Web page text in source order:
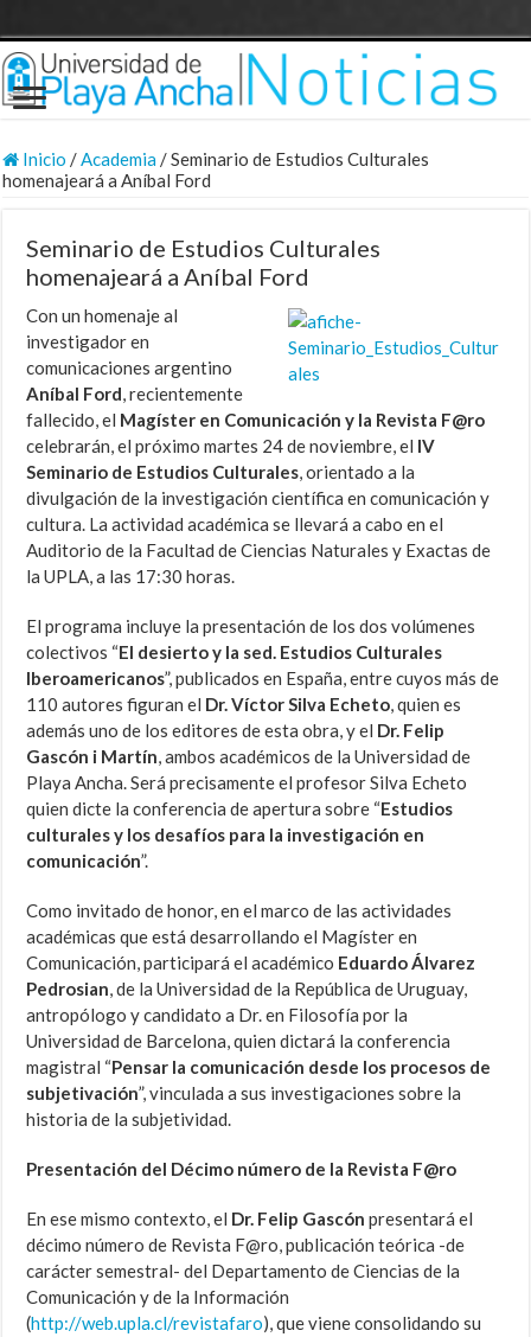
Inicio /Academia/Seminario de Estudios Culturales
homenajeará a Aníbal Ford
Seminario de Estudios Culturales
homenajeará a Aníbal Ford
Con un homenaje al
investigador en
comunicaciones argentino
Aníbal Ford, recientemente
fallecido, el Magíster en Comunicación y la Revista F@ro
celebrarán, el próximo martes 24 de noviembre, el IV
Seminario de Estudios Culturales, orientado a la
divulgación de la investigación científica en comunicación y
cultura. La actividad académica se llevará a cabo en el
Auditorio de la Facultad de Ciencias Naturales y Exactas de
la UPLA, a las 17:30 horas.
El programa incluye la presentación de los dos volúmenes
colectivos “El desierto y la sed. Estudios Culturales
Iberoamericanos”, publicados en España, entre cuyos más de
110 autores figuran el Dr. Víctor Silva Echeto, quien es
además uno de los editores de esta obra, y el Dr. Felip
Gascón i Martín, ambos académicos de la Universidad de
Playa Ancha. Será precisamente el profesor Silva Echeto
quien dicte la conferencia de apertura sobre “Estudios
culturales y los desafíos para la investigación en
comunicación”.
Como invitado de honor, en el marco de las actividades
académicas que está desarrollando el Magíster en
Comunicación, participará el académico Eduardo Álvarez
Pedrosian, de la Universidad de la República de Uruguay,
antropólogo y candidato a Dr. en Filosofía por la
Universidad de Barcelona, quien dictará la conferencia
magistral “Pensar la comunicación desde los procesos de
subjetivación”, vinculada a sus investigaciones sobre la
historia de la subjetividad.
Presentación del Décimo número de la Revista F@ro
En ese mismo contexto, el Dr. Felip Gascón presentará el
décimo número de Revista F@ro, publicación teórica -de
carácter semestral- del Departamento de Ciencias de la
Comunicación y de la Información
(http://web.upla.cl/revistafaro), que viene consolidando su